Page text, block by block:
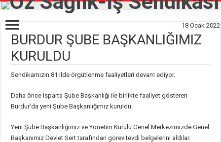
18 Ocak 2022
BURDUR ŞUBE BAŞKANLIĞIMIZ
KURULDU
Sendikamızın 81 ilde örgütlenme faaliyetleri devam ediyor.
Daha önce Isparta Şube Başkanlığı ile birlikte faaliyet gösteren
Burdur’da yeni Şube Başkanlığımız kuruldu.
Yeni Şube Başkanlığımız ve Yönetim Kurulu Genel Merkezimizde Genel
Başkanımız Devlet Sert tarafından görev tevdi belgelerini aldılar.